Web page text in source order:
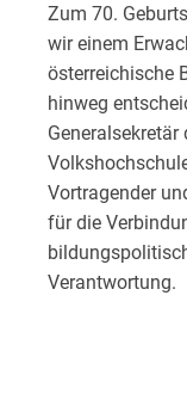
Zum 70.
wir einem
österreichische
hinweg
Generalsekretär
Vortragender
für die
Verantwortung.